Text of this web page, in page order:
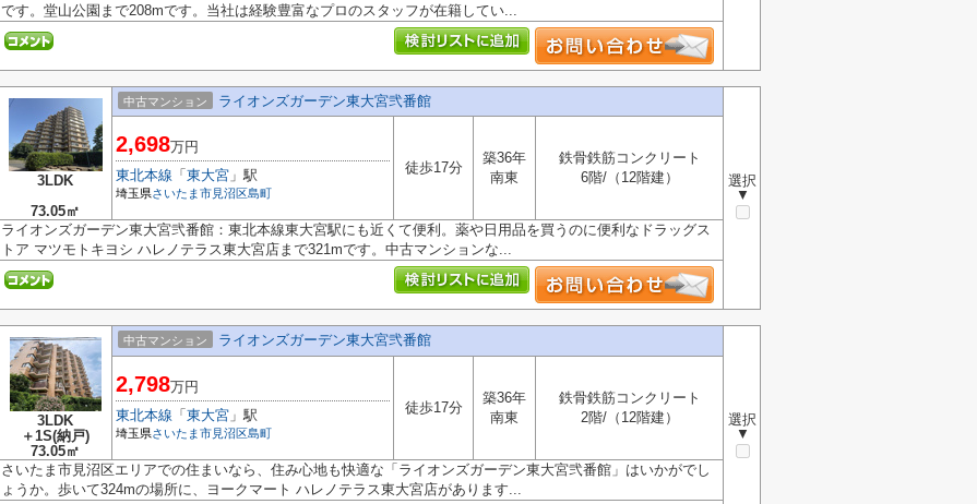
です。堂山公園まで208mです。当社は経験豊富なプロのスタッフが在籍してい...
3LDK
73.05㎡
中古マンション ライオンズガーデン東大宮弐番館
選択
▼
2,698万円
東北本線 「 東大宮 」駅
埼玉県さいたま市見沼区島町
徒歩17分
築36年
南東
鉄骨鉄筋コンクリート
6階/（12階建）
ライオンズガーデン東大宮弐番館：東北本線東大宮駅にも近くて便利。薬や日用品を買うのに便利なドラッグス
トア マツモトキヨシ ハレノテラス東大宮店まで321mです。中古マンションな...
3LDK
＋1S(納戸)
73.05㎡
中古マンション ライオンズガーデン東大宮弐番館
選択
▼
2,798万円
東北本線 「 東大宮 」駅
埼玉県さいたま市見沼区島町
徒歩17分
築36年
南東
鉄骨鉄筋コンクリート
2階/（12階建）
さいたま市見沼区エリアでの住まいなら、住み心地も快適な「ライオンズガーデン東大宮弐番館」はいかがでし
ょうか。歩いて324mの場所に、ヨークマート ハレノテラス東大宮店があります...